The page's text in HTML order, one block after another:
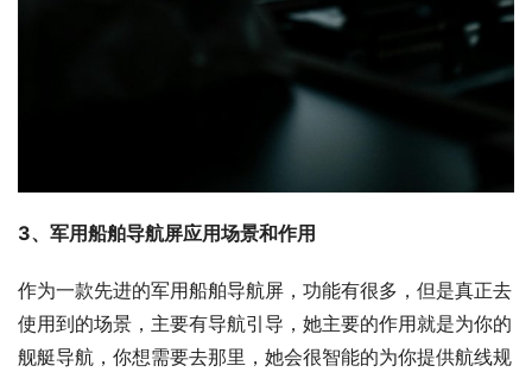
3、军用船舶导航屏应用场景和作用
作为一款先进的军用船舶导航屏，功能有很多，但是真正去
使用到的场景，主要有导航引导，她主要的作用就是为你的
舰艇导航，你想需要去那里，她会很智能的为你提供航线规